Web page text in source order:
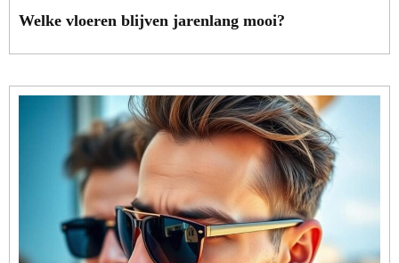
Welke vloeren blijven jarenlang mooi?